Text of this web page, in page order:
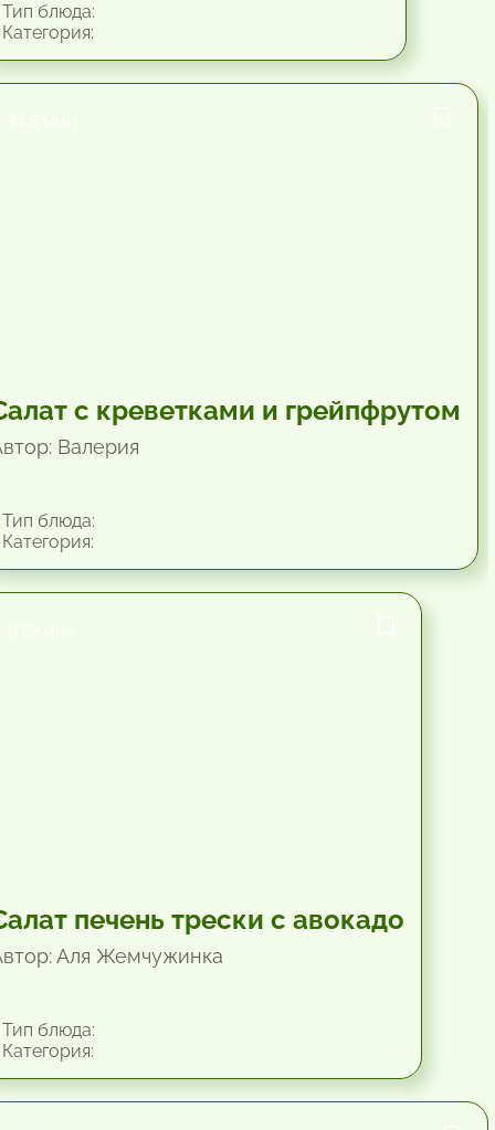
блюда:
с креветками и грейпфрутом
Валерия
блюда:
печень трески с авокадо
Аля Жемчужинка
блюда: